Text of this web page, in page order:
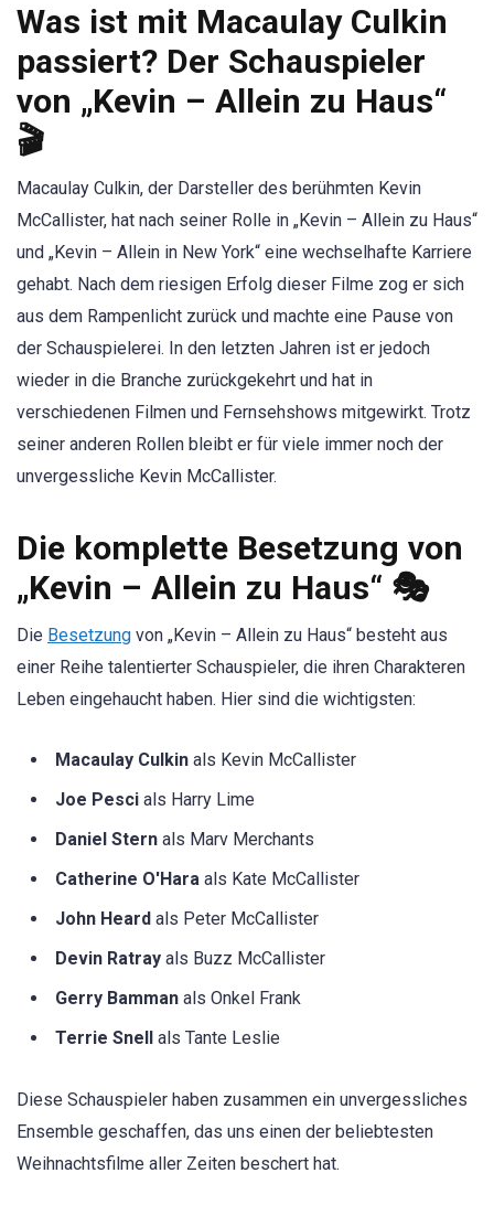
Was ist mit Macaulay Culkin
passiert? Der Schauspieler
von „Kevin – Allein zu Haus“
🎬
Macaulay Culkin, der Darsteller des berühmten Kevin
McCallister, hat nach seiner Rolle in „Kevin – Allein zu Haus“
und „Kevin – Allein in New York“ eine wechselhafte Karriere
gehabt. Nach dem riesigen Erfolg dieser Filme zog er sich
aus dem Rampenlicht zurück und machte eine Pause von
der Schauspielerei. In den letzten Jahren ist er jedoch
wieder in die Branche zurückgekehrt und hat in
verschiedenen Filmen und Fernsehshows mitgewirkt. Trotz
seiner anderen Rollen bleibt er für viele immer noch der
unvergessliche Kevin McCallister.
Die komplette Besetzung von
„Kevin – Allein zu Haus“ 🎭
Die Besetzung von „Kevin – Allein zu Haus“ besteht aus
einer Reihe talentierter Schauspieler, die ihren Charakteren
Leben eingehaucht haben. Hier sind die wichtigsten:
Macaulay Culkin als Kevin McCallister
Joe Pesci als Harry Lime
Daniel Stern als Marv Merchants
Catherine O'Hara als Kate McCallister
John Heard als Peter McCallister
Devin Ratray als Buzz McCallister
Gerry Bamman als Onkel Frank
Terrie Snell als Tante Leslie
Diese Schauspieler haben zusammen ein unvergessliches
Ensemble geschaffen, das uns einen der beliebtesten
Weihnachtsfilme aller Zeiten beschert hat.